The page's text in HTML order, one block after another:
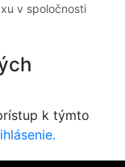
v spoločnosti
k týmto